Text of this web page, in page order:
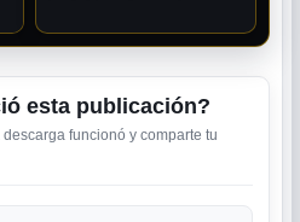
esta publicación?
funcionó y comparte tu